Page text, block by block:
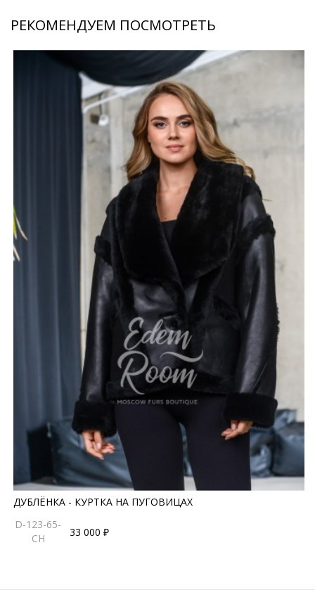
РЕКОМЕНДУЕМ ПОСМОТРЕТЬ
ДУБЛЁНКА - КУРТКА НА ПУГОВИЦАХ
D-123-65-
CH
33 000 ₽